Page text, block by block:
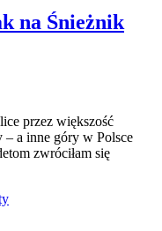
na Śnieżnik
przez większość
– a inne góry w Polsce
zwróciłam się